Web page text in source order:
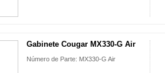
Gabinete Cougar MX330-G Air
Número de Parte: MX330-G Air